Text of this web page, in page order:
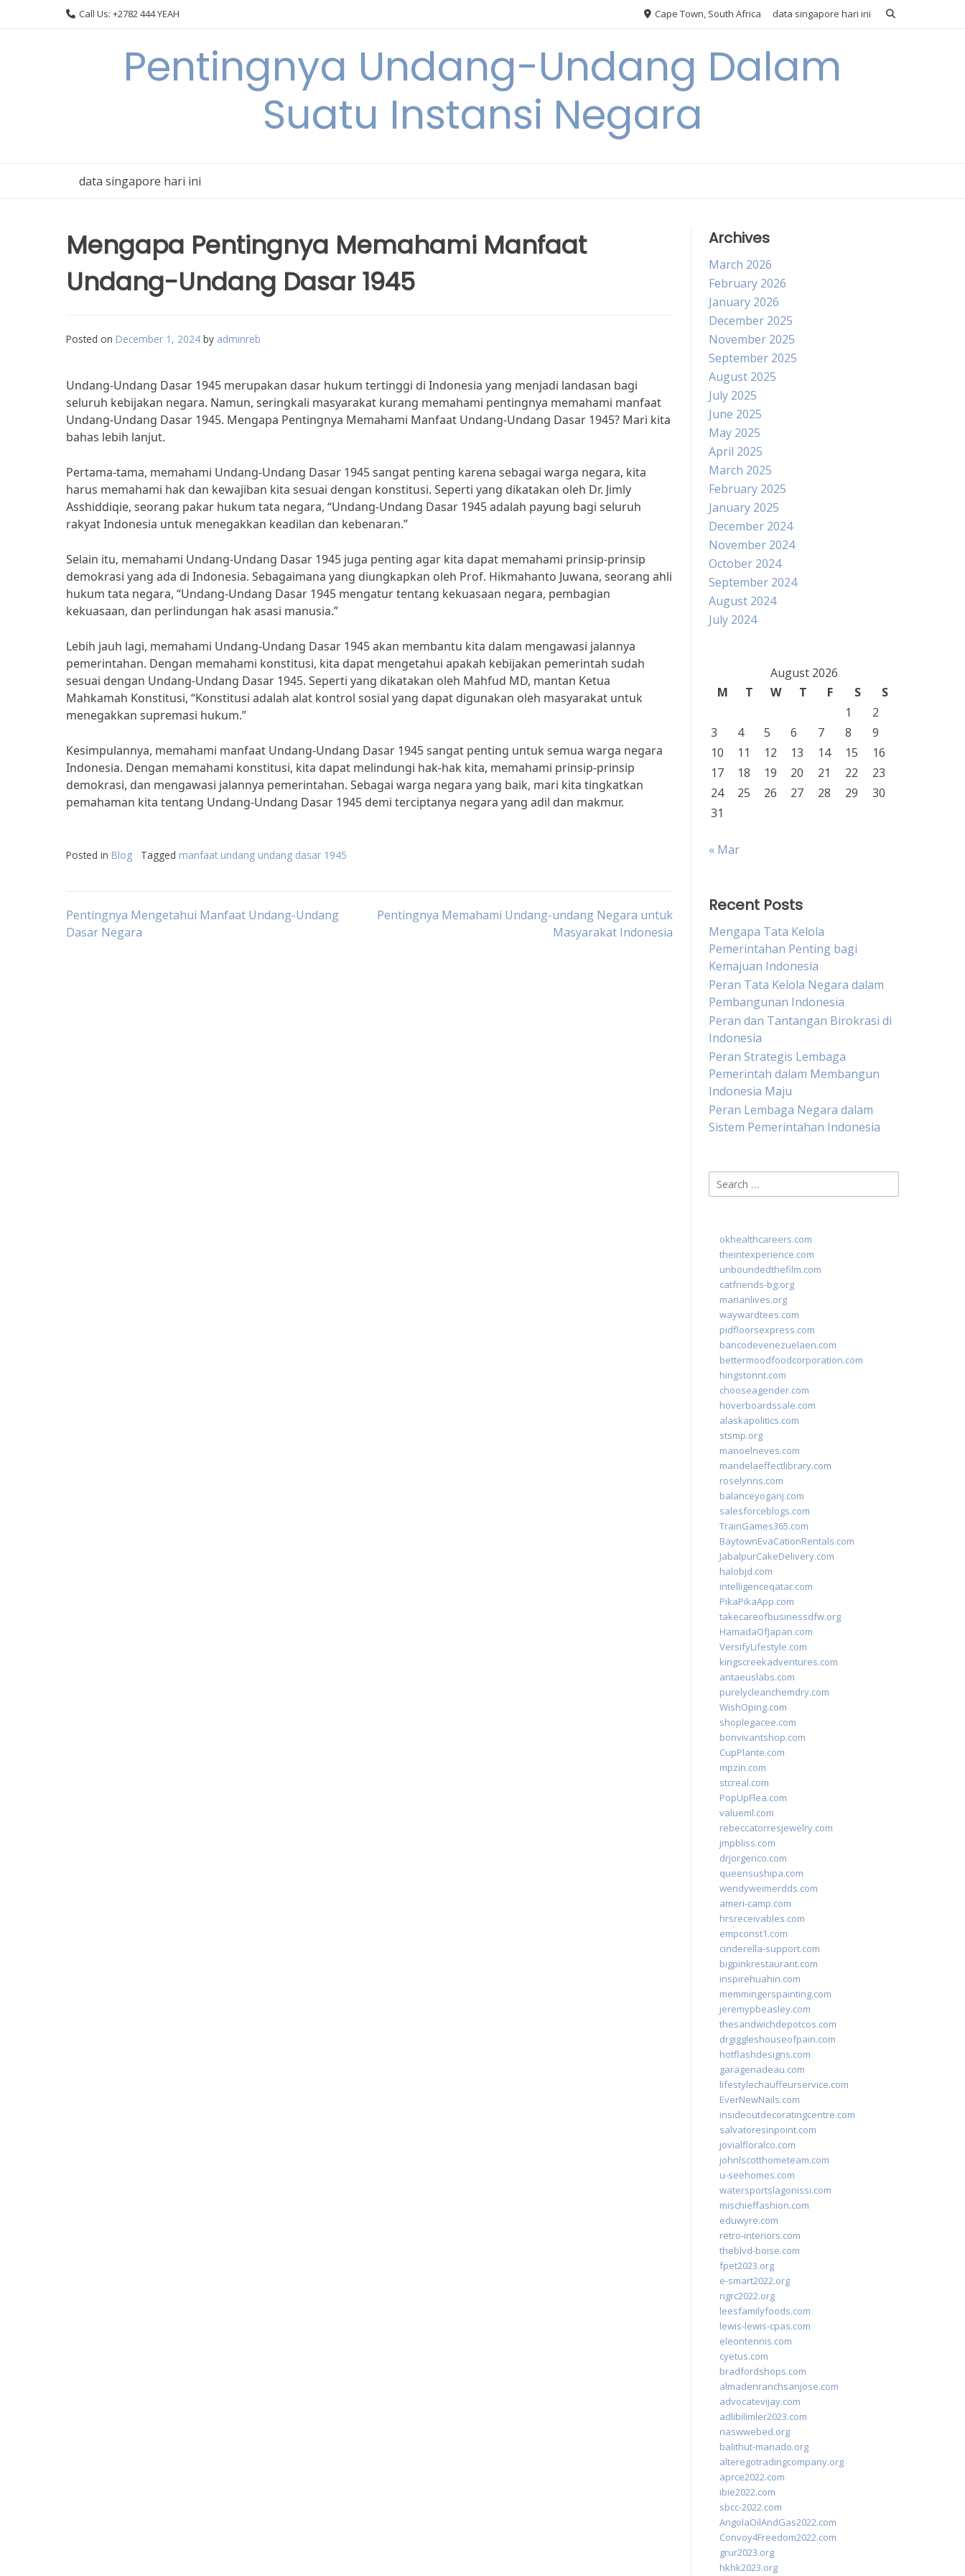
Call Us: +2782 444 YEAH Cape Town, South Africa data singapore hari ini
Pentingnya Undang-Undang Dalam
Suatu Instansi Negara
data singapore hari ini
Mengapa Pentingnya Memahami Manfaat
Undang-Undang Dasar 1945
Posted on December 1, 2024 by adminreb
Undang-Undang Dasar 1945 merupakan dasar hukum tertinggi di Indonesia yang menjadi landasan bagi
seluruh kebijakan negara. Namun, seringkali masyarakat kurang memahami pentingnya memahami manfaat
Undang-Undang Dasar 1945. Mengapa Pentingnya Memahami Manfaat Undang-Undang Dasar 1945? Mari kita
bahas lebih lanjut.
Pertama-tama, memahami Undang-Undang Dasar 1945 sangat penting karena sebagai warga negara, kita
harus memahami hak dan kewajiban kita sesuai dengan konstitusi. Seperti yang dikatakan oleh Dr. Jimly
Asshiddiqie, seorang pakar hukum tata negara, “Undang-Undang Dasar 1945 adalah payung bagi seluruh
rakyat Indonesia untuk menegakkan keadilan dan kebenaran.”
Selain itu, memahami Undang-Undang Dasar 1945 juga penting agar kita dapat memahami prinsip-prinsip
demokrasi yang ada di Indonesia. Sebagaimana yang diungkapkan oleh Prof. Hikmahanto Juwana, seorang ahli
hukum tata negara, “Undang-Undang Dasar 1945 mengatur tentang kekuasaan negara, pembagian
kekuasaan, dan perlindungan hak asasi manusia.”
Lebih jauh lagi, memahami Undang-Undang Dasar 1945 akan membantu kita dalam mengawasi jalannya
pemerintahan. Dengan memahami konstitusi, kita dapat mengetahui apakah kebijakan pemerintah sudah
sesuai dengan Undang-Undang Dasar 1945. Seperti yang dikatakan oleh Mahfud MD, mantan Ketua
Mahkamah Konstitusi, “Konstitusi adalah alat kontrol sosial yang dapat digunakan oleh masyarakat untuk
menegakkan supremasi hukum.”
Kesimpulannya, memahami manfaat Undang-Undang Dasar 1945 sangat penting untuk semua warga negara
Indonesia. Dengan memahami konstitusi, kita dapat melindungi hak-hak kita, memahami prinsip-prinsip
demokrasi, dan mengawasi jalannya pemerintahan. Sebagai warga negara yang baik, mari kita tingkatkan
pemahaman kita tentang Undang-Undang Dasar 1945 demi terciptanya negara yang adil dan makmur.
Posted in Blog Tagged manfaat undang undang dasar 1945
Post
Pentingnya Mengetahui Manfaat Undang-Undang
Dasar Negara
Pentingnya Memahami Undang-undang Negara untuk
Masyarakat Indonesia
Archives
March 2026
February 2026
January 2026
December 2025
November 2025
September 2025
August 2025
July 2025
June 2025
May 2025
April 2025
March 2025
February 2025
January 2025
December 2024
November 2024
October 2024
September 2024
August 2024
July 2024
August 2026
M
T W T F S
S
1
2
3
4 5 6 7 8
9
10
11 12 13 14 15
16
17
18 19 20 21 22
23
24
25 26 27 28 29
30
31
« Mar
Recent Posts
Mengapa Tata Kelola
Pemerintahan Penting bagi
Kemajuan Indonesia
Peran Tata Kelola Negara dalam
Pembangunan Indonesia
Peran dan Tantangan Birokrasi di
Indonesia
Peran Strategis Lembaga
Pemerintah dalam Membangun
Indonesia Maju
Peran Lembaga Negara dalam
Sistem Pemerintahan Indonesia
Search
for:
okhealthcareers.com
theintexperience.com
unboundedthefilm.com
catfriends-bg.org
marianlives.org
waywardtees.com
pidfloorsexpress.com
bancodevenezuelaen.com
bettermoodfoodcorporation.com
hingstonnt.com
chooseagender.com
hoverboardssale.com
alaskapolitics.com
stsmp.org
manoelneves.com
mandelaeffectlibrary.com
roselynns.com
balanceyoganj.com
salesforceblogs.com
TrainGames365.com
BaytownEvaCationRentals.com
JabalpurCakeDelivery.com
halobjd.com
intelligenceqatar.com
PikaPikaApp.com
takecareofbusinessdfw.org
HamadaOfJapan.com
VersifyLifestyle.com
kingscreekadventures.com
antaeuslabs.com
purelycleanchemdry.com
WishOping.com
shoplegacee.com
bonvivantshop.com
CupPlante.com
mpzin.com
stcreal.com
PopUpFlea.com
valueml.com
rebeccatorresjewelry.com
jmpbliss.com
drjorgerico.com
queensushipa.com
wendyweimerdds.com
ameri-camp.com
hrsreceivables.com
empconst1.com
cinderella-support.com
bigpinkrestaurant.com
inspirehuahin.com
memmingerspainting.com
jeremypbeasley.com
thesandwichdepotcos.com
drgiggleshouseofpain.com
hotflashdesigns.com
garagenadeau.com
lifestylechauffeurservice.com
EverNewNails.com
insideoutdecoratingcentre.com
salvatoresinpoint.com
jovialfloralco.com
johnlscotthometeam.com
u-seehomes.com
watersportslagonissi.com
mischieffashion.com
eduwyre.com
retro-interiors.com
theblvd-boise.com
fpet2023.org
e-smart2022.org
ngrc2022.org
leesfamilyfoods.com
lewis-lewis-cpas.com
eleontennis.com
cyetus.com
bradfordshops.com
almadenranchsanjose.com
advocatevijay.com
adlibilimler2023.com
naswwebed.org
balithut-manado.org
alteregotradingcompany.org
aprce2022.com
ibie2022.com
sbcc-2022.com
AngolaOilAndGas2022.com
Convoy4Freedom2022.com
grur2023.org
hkhk2023.org